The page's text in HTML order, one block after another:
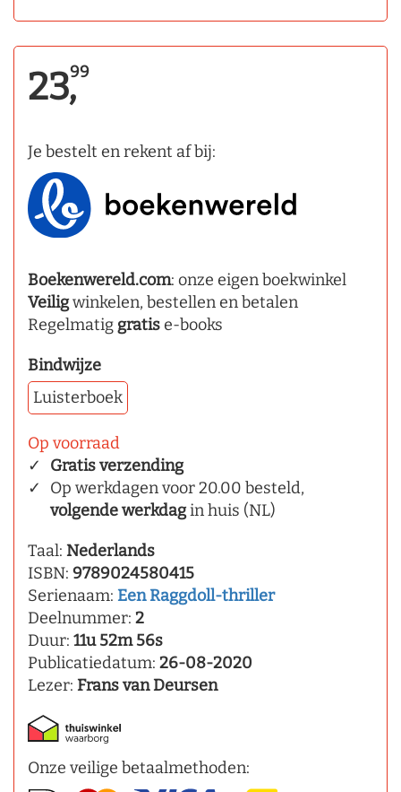
23,99
Je bestelt en rekent af bij:
Boekenwereld.com: onze eigen boekwinkel
Veiligwinkelen, bestellen en betalen
Regelmatig gratise-books
Bindwijze
Luisterboek
Op voorraad
Gratis verzending
Op werkdagen voor 20.00 besteld,
volgende werkdagin huis (NL)
Taal: Nederlands
ISBN: 9789024580415
Serienaam: Een Raggdoll-thriller
Deelnummer: 2
Duur: 11u 52m 56s
Publicatiedatum: 26-08-2020
Lezer: Frans van Deursen
Onze veilige betaalmethoden: